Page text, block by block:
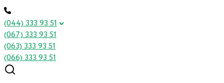
(044) 333 93 51
(067) 333 93 51
(063) 333 93 51
(066) 333 93 51